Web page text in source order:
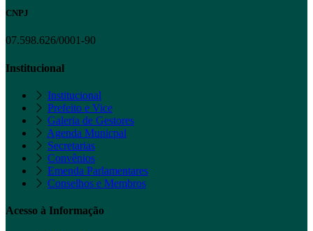
CNPJ
07.598.626/0001-90
Institucional
Institucional
Prefeito e Vice
Galeria de Gestores
Agenda Municpal
Secretarias
Convênios
Emenda Parlamentares
Conselhos e Membros
Acesso à Informação